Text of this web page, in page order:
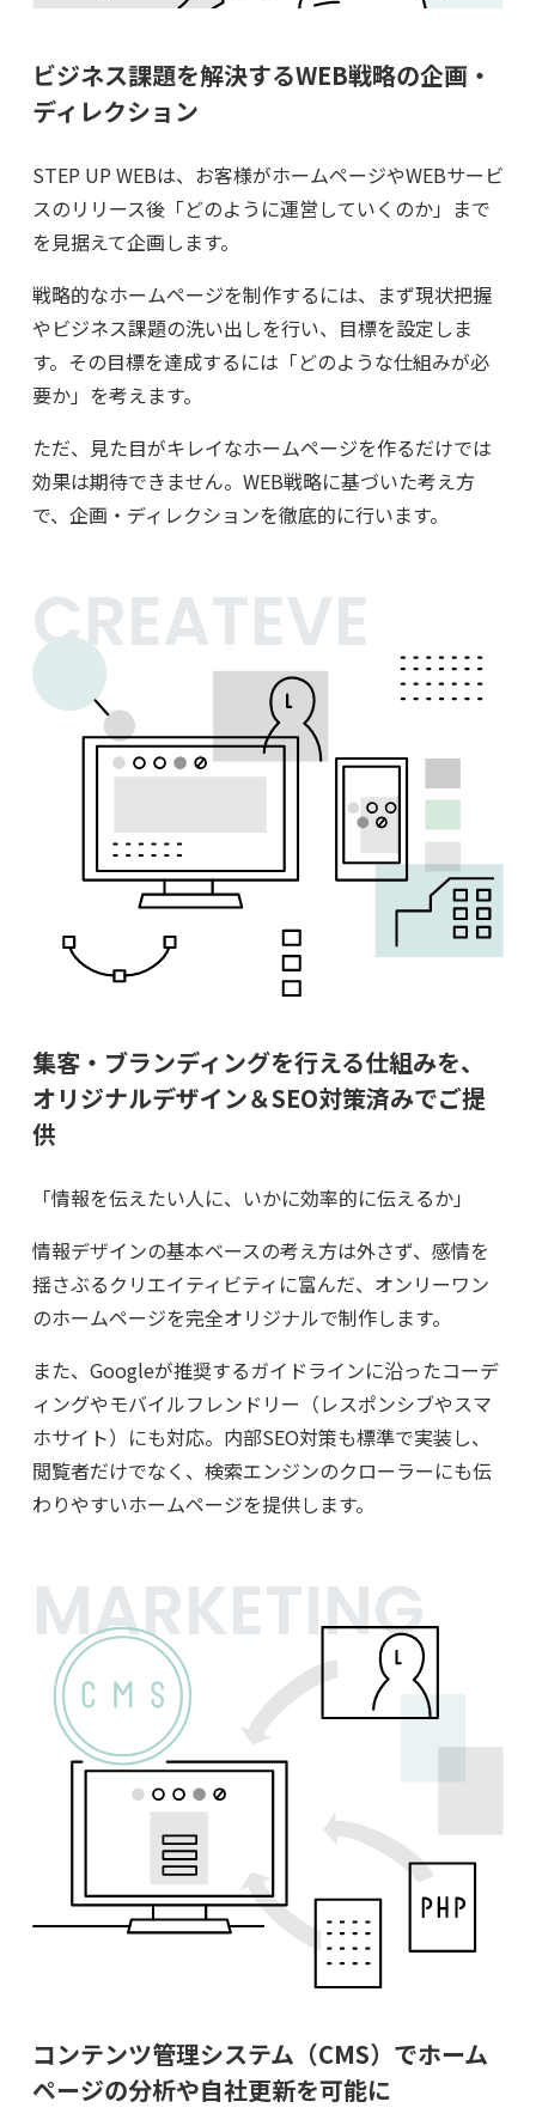
ビジネス課題を解決するWEB戦略の企画・
ディレクション
STEP UP WEBは、お客様がホームページやWEBサービ
スのリリース後「どのように運営していくのか」まで
を見据えて企画します。
戦略的なホームページを制作するには、まず現状把握
やビジネス課題の洗い出しを行い、目標を設定しま
す。その目標を達成するには「どのような仕組みが必
要か」を考えます。
ただ、見た目がキレイなホームページを作るだけでは
効果は期待できません。WEB戦略に基づいた考え方
で、企画・ディレクションを徹底的に行います。
CREATEVE
集客・ブランディングを行える仕組みを、
オリジナルデザイン＆SEO対策済みでご提
供
「情報を伝えたい人に、いかに効率的に伝えるか」
情報デザインの基本ベースの考え方は外さず、感情を
揺さぶるクリエイティビティに富んだ、オンリーワン
のホームページを完全オリジナルで制作します。
また、Googleが推奨するガイドラインに沿ったコーデ
ィングやモバイルフレンドリー（レスポンシブやスマ
ホサイト）にも対応。内部SEO対策も標準で実装し、
閲覧者だけでなく、検索エンジンのクローラーにも伝
わりやすいホームページを提供します。
MARKETING
コンテンツ管理システム（CMS）でホーム
ページの分析や自社更新を可能に